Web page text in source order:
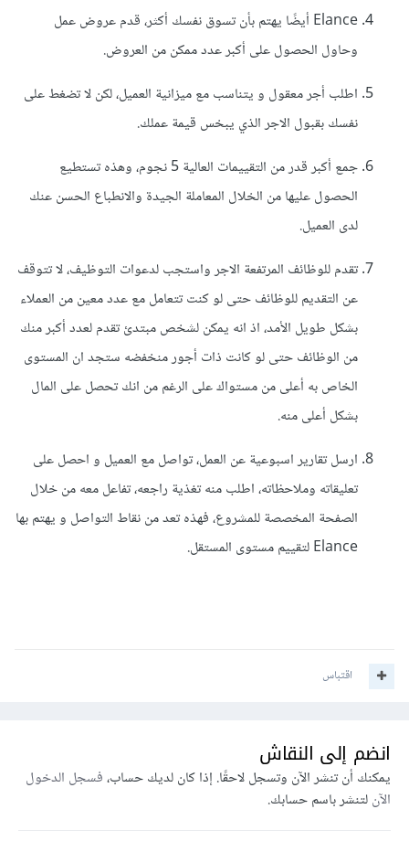
Elance أيضًا يهتم بأن تسوق نفسك أكثر، قدم عروض عمل
وحاول الحصول على أكبر عدد ممكن من العروض.
اطلب أجر معقول و يتناسب مع ميزانية العميل، لكن لا تضغط على
نفسك بقبول الاجر الذي يبخس قيمة عملك.
جمع أكبر قدر من التقييمات العالية 5 نجوم، وهذه تستطيع
الحصول عليها من الخلال المعاملة الجيدة والانطباع الحسن عنك
لدى العميل.
تقدم للوظائف المرتفعة الاجر واستجب لدعوات التوظيف، لا تتوقف
عن التقديم للوظائف حتى لو كنت تتعامل مع عدد معين من العملاء
بشكل طويل الأمد، اذ انه يمكن لشخص مبتدئ تقدم لعدد أكبر منك
من الوظائف حتى لو كانت ذات أجور منخفضه ستجد ان المستوى
الخاص به أعلى من مستواك على الرغم من انك تحصل على المال
بشكل أعلى منه.
ارسل تقارير اسبوعية عن العمل، تواصل مع العميل و احصل على
تعليقاته وملاحظاته، اطلب منه تغذية راجعه، تفاعل معه من خلال
الصفحة المخصصة للمشروع، فهذه تعد من نقاط التواصل و يهتم بها
Elance لتقييم مستوى المستقل.
اقتباس
انضم إلى النقاش
يمكنك أن تنشر الآن وتسجل لاحقًا. إذا كان لديك حساب،فسجل الدخول
الآنلتنشر باسم حسابك.